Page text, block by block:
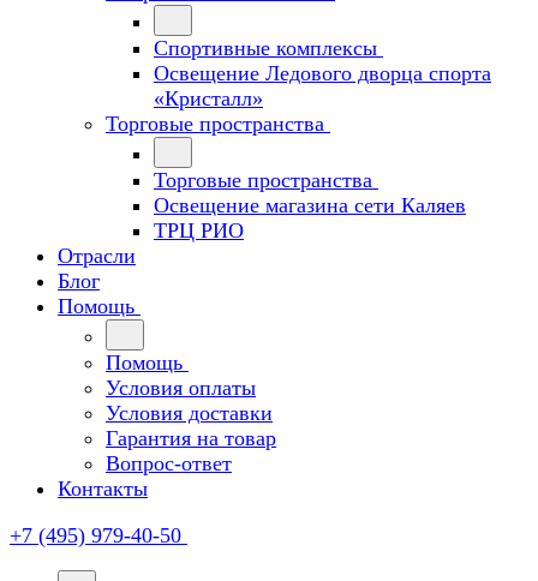
Спортивные комплексы
Освещение Ледового дворца спорта
«Кристалл»
Торговые пространства
Торговые пространства
Освещение магазина сети Каляев
ТРЦ РИО
Отрасли
Блог
Помощь
Помощь
Условия оплаты
Условия доставки
Гарантия на товар
Вопрос-ответ
Контакты
+7 (495) 979-40-50